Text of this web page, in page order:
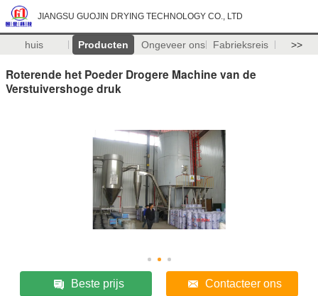
JIANGSU GUOJIN DRYING TECHNOLOGY CO., LTD
huis Producten Ongeveer ons Fabrieksreis >>
Roterende het Poeder Drogere Machine van de
Verstuivershoge druk
Beste prijs Contacteer ons